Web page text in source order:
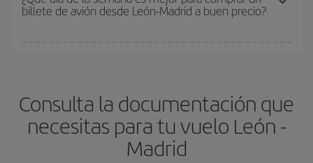
asegura el vuelo más barato.
billete de avión desde León-Madrid a buen precio?
avión más baratos te saldrán. Además, si buscas los vuelos con
las fechas y los horarios del viaje un poco abiertos, podráselegir
el precio más barato.
Consulta la documentación que
necesitas para tu vuelo León -
Madrid